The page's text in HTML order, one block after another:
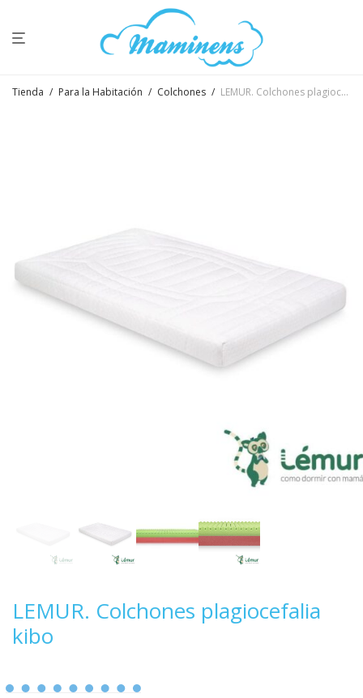
Tienda / Para la Habitación / Colchones / LEMUR. Colchones plagiocefalia kibo
LEMUR. Colchones plagiocefalia
kibo